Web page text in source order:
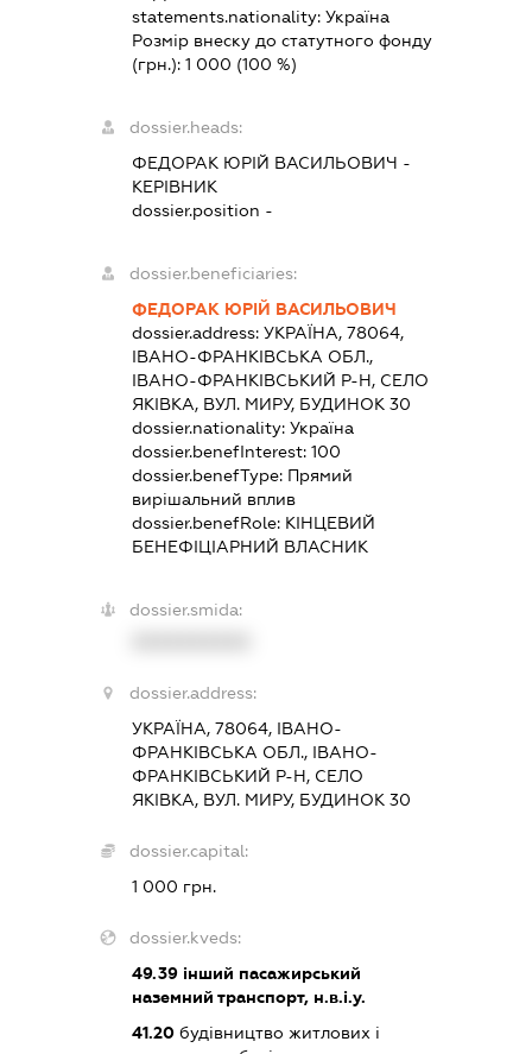
statements.nationality: Україна
Розмір внеску до статутного фонду
(грн.): 1 000 (100 %)
dossier.heads:
ФЕДОРАК ЮРІЙ ВАСИЛЬОВИЧ -
КЕРІВНИК
dossier.position -
dossier.beneficiaries:
ФЕДОРАК ЮРІЙ ВАСИЛЬОВИЧ
dossier.address: УКРАЇНА, 78064,
ІВАНО-ФРАНКІВСЬКА ОБЛ.,
ІВАНО-ФРАНКІВСЬКИЙ Р-Н, СЕЛО
ЯКІВКА, ВУЛ. МИРУ, БУДИНОК 30
dossier.nationality: Україна
dossier.benefInterest: 100
dossier.benefType: Прямий
вирішальний вплив
dossier.benefRole: КІНЦЕВИЙ
БЕНЕФІЦІАРНИЙ ВЛАСНИК
dossier.smida:
dossier.address:
УКРАЇНА, 78064, ІВАНО-
ФРАНКІВСЬКА ОБЛ., ІВАНО-
ФРАНКІВСЬКИЙ Р-Н, СЕЛО
ЯКІВКА, ВУЛ. МИРУ, БУДИНОК 30
dossier.capital:
1 000 грн.
dossier.kveds:
49.39інший пасажирський
наземний транспорт, н.в.і.у.
41.20будівництво житлових і